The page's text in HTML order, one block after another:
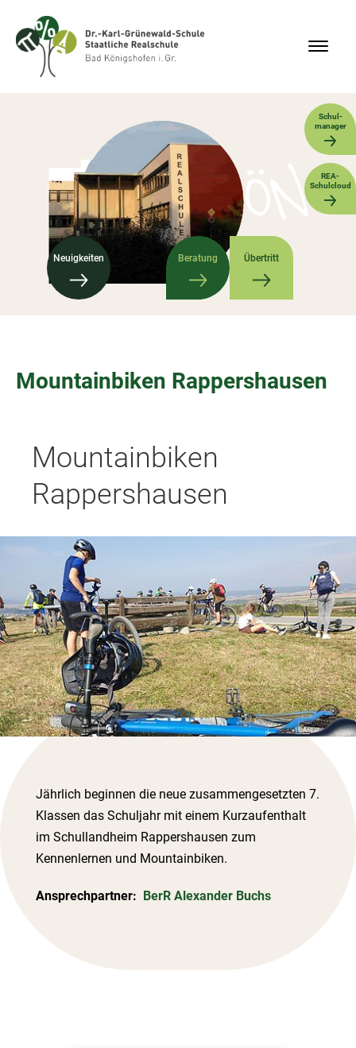
Schul-
manager
REA-
Schulcloud
Neuigkeiten Beratung Übertritt
Mountainbiken Rappershausen
Mountainbiken
Rappershausen
Jährlich beginnen die neue zusammengesetzten 7.
Klassen das Schuljahr mit einem Kurzaufenthalt
im Schullandheim Rappershausen zum
Kennenlernen und Mountainbiken.
Ansprechpartner: BerR Alexander Buchs